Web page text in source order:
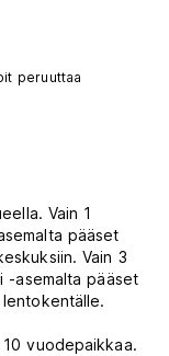
peruuttaa
Vain 1
pääset
Vain 3
-asemalta pääset
vuodepaikkaa.